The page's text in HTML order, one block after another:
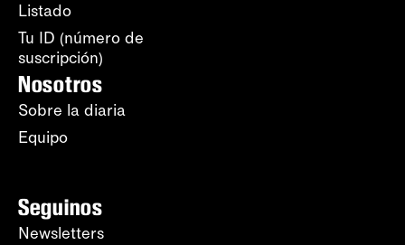
Listado
Tu ID (número de
suscripción)
Nosotros
Sobre la diaria
Equipo
Seguinos
Newsletters